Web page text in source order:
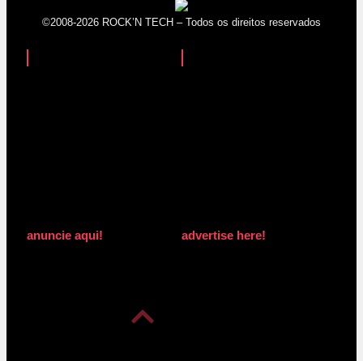
©2008-2026 ROCK’N TECH – Todos os direitos reservados
anuncie aqui! advertise here!